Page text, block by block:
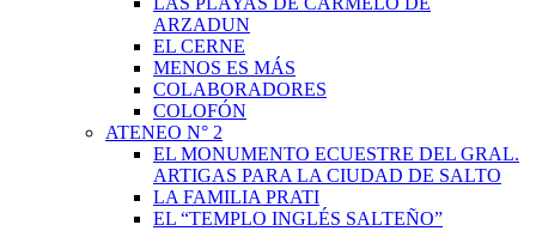
ARZADUN
EL CERNE
MENOS ES MÁS
COLABORADORES
COLOFÓN
ATENEO N° 2
EL MONUMENTO ECUESTRE DEL GRAL.
ARTIGAS PARA LA CIUDAD DE SALTO
LA FAMILIA PRATI
EL “TEMPLO INGLÉS SALTEÑO”